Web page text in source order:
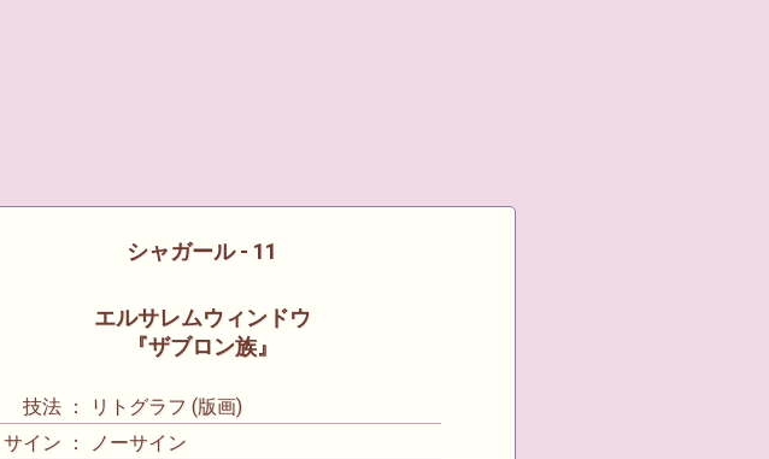
シャガール - 11
エルサレムウィンドウ
『ザブロン族』
： リトグラフ (版画)
ン ： ノーサイン